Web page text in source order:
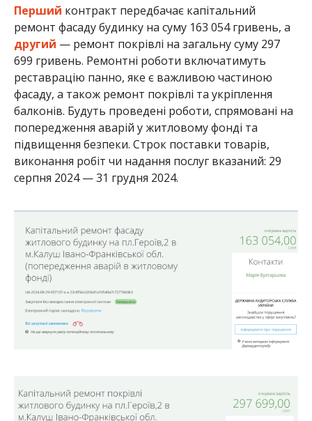
Перший контракт передбачає капітальний
ремонт фасаду будинку на суму 163 054 гривень, а
другий — ремонт покрівлі на загальну суму 297
699 гривень. Ремонтні роботи включатимуть
реставрацію панно, яке є важливою частиною
фасаду, а також ремонт покрівлі та укріплення
балконів. Будуть проведені роботи, спрямовані на
попередження аварій у житловому фонді та
підвищення безпеки. Строк поставки товарів,
виконання робіт чи надання послуг вказаний: 29
серпня 2024 — 31 грудня 2024.